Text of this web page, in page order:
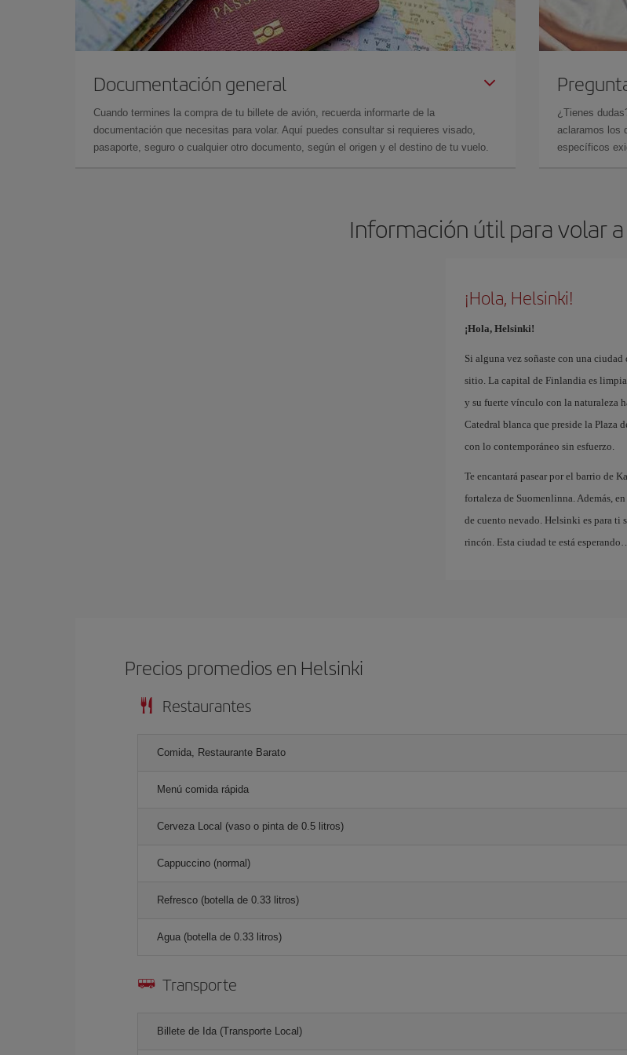
Documentación general
Cuando termines la compra de tu billete de avión, recuerda informarte de la
documentación que necesitas para volar. Aquí puedes consultar si requieres visado,
pasaporte, seguro o cualquier otro documento, según el origen y el destino de tu vuelo.
¿Tienes
aclaramos los
específicos
Información útil para volar
¡Hola, Helsinki!
¡Hola, Helsinki!
Si alguna vez soñaste con una
sitio. La capital de Finlandia es
y su fuerte vínculo con la naturaleza
Catedral blanca que preside la Plaza
con lo contemporáneo sin esfuerzo.
Te encantará pasear por el barrio de
fortaleza de Suomenlinna. Además,
de cuento nevado. Helsinki es para ti
rincón. Esta ciudad te está
Precios promedios en Helsinki
Restaurantes
Comida, Restaurante Barato
Menú comida rápida
Cerveza Local (vaso o pinta de 0.5 litros)
Cappuccino (normal)
Refresco (botella de 0.33 litros)
Agua (botella de 0.33 litros)
Transporte
Billete de Ida (Transporte Local)